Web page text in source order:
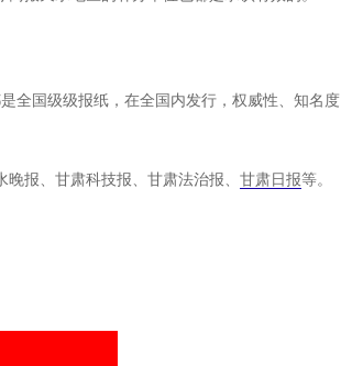
全国级级报纸，在全国内发行，权威性、知名度
报、甘肃科技报、甘肃法治报、 甘肃日报等。